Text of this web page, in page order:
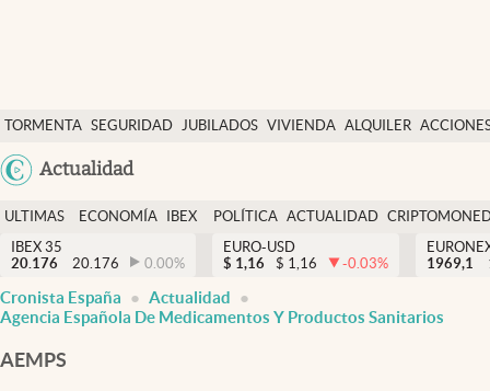
TORMENTA SEGURIDAD JUBILADOS VIVIENDA ALQUILER
USA
Actualidad
Economía y finanzas
Política
Actualidad
Criptomonedas
España
ULTIMAS
NOTICIAS
ECONOMÍA
FINANZAS
IBEX
EURO
POLÍTICA ACTUALIDAD
IBEX 35
20.176
20.176 0.00%
EURO-USD
$ 1,16 $ 1,16 -0.03%
1969,1
Cronista España
Actualidad
Agencia Española De Medicamentos Y Productos Sanitarios
AEMPS